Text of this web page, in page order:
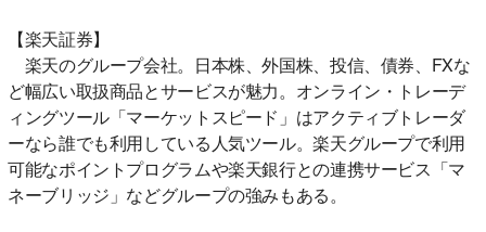
【楽天証券】
楽天のグループ会社。日本株、外国株、投信、債券、FXな
ど幅広い取扱商品とサービスが魅力。オンライン・トレーデ
ィングツール「マーケットスピード」はアクティブトレーダ
ーなら誰でも利用している人気ツール。楽天グループで利用
可能なポイントプログラムや楽天銀行との連携サービス「マ
ネーブリッジ」などグループの強みもある。